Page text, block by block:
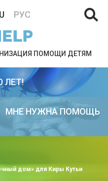
РУС
ПОМОЩИ ДЕТЯМ
ЛЕТ!
МНЕ НУЖНА ПОМОЩЬ
дом» для Киры Кутьи